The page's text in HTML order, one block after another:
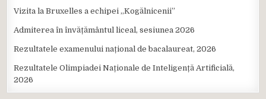
Vizita la Bruxelles a echipei ,,Kogălnicenii”
Admiterea în învățământul liceal, sesiunea 2026
Rezultatele examenului național de bacalaureat, 2026
Rezultatele Olimpiadei Naționale de Inteligență Artificială,
2026